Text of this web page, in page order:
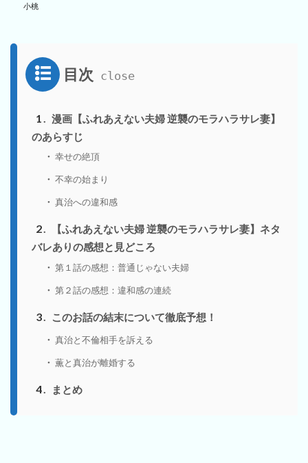
小桃
目次
1
漫画【ふれあえない夫婦 逆襲のモラハラサレ妻】
のあらすじ
幸せの絶頂
不幸の始まり
真治への違和感
2
【ふれあえない夫婦 逆襲のモラハラサレ妻】ネタ
バレありの感想と見どころ
第１話の感想：普通じゃない夫婦
第２話の感想：違和感の連続
3 このお話の結末について徹底予想！
真治と不倫相手を訴える
薫と真治が離婚する
4 まとめ